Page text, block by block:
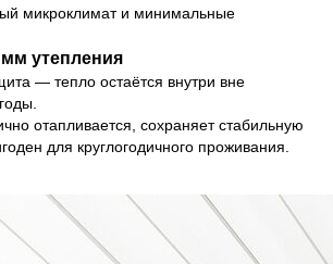
микроклимат и минимальные
утепления
— тепло остаётся внутри вне
отапливается, сохраняет стабильную
для круглогодичного проживания.